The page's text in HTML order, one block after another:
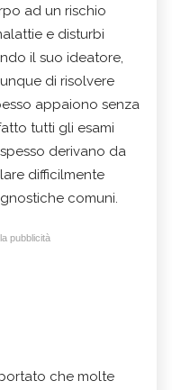
ad un rischio
e disturbi
il suo ideatore,
di risolvere
appaiono senza
tutti gli esami
derivano da
difficilmente
comuni.
pubblicità
che molte